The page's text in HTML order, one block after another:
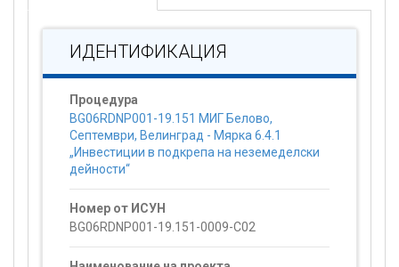
ИДЕНТИФИКАЦИЯ
Процедура
BG06RDNP001-19.151 МИГ Белово,
Септември, Велинград - Мярка 6.4.1
„Инвестиции в подкрепа на неземеделски
дейности“
Номер от ИСУН
BG06RDNP001-19.151-0009-C02